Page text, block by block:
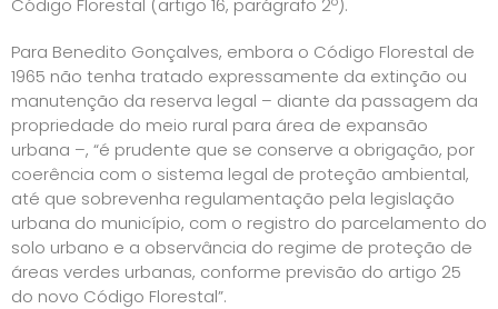
Código Florestal (artigo 16, parágrafo 2º).
Para Benedito Gonçalves, embora o Código Florestal de
1965 não tenha tratado expressamente da extinção ou
manutenção da reserva legal – diante da passagem da
propriedade do meio rural para área de expansão
urbana –, “é prudente que se conserve a obrigação, por
coerência com o sistema legal de proteção ambiental,
até que sobrevenha regulamentação pela legislação
urbana do município, com o registro do parcelamento do
solo urbano e a observância do regime de proteção de
áreas verdes urbanas, conforme previsão do artigo 25
do novo Código Florestal”.